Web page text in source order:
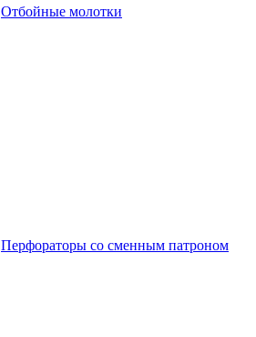
Отбойные молотки
Перфораторы со сменным патроном